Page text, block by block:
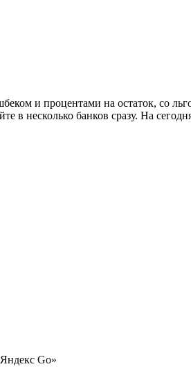
и процентами на остаток, со
в несколько банков сразу. На
Go»